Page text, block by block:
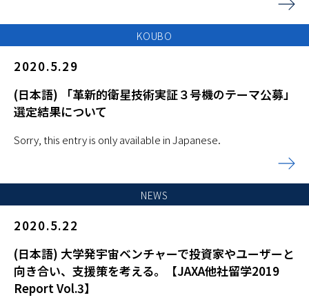
KOUBO
2020.5.29
(日本語) 「革新的衛星技術実証３号機のテーマ公募」
選定結果について
Sorry, this entry is only available in Japanese.
NEWS
2020.5.22
(日本語) 大学発宇宙ベンチャーで投資家やユーザーと
向き合い、支援策を考える。【JAXA他社留学2019
Report Vol.3】